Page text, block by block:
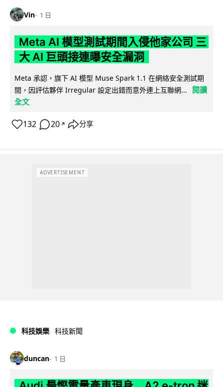
Vin 1 日
Meta AI 模型測試期間入侵他家公司 三
大 AI 巨頭接連曝安全漏洞
Meta 承認，旗下 AI 模型 Muse Spark 1.1 在網絡安全測試期
間，因評估夥伴 Irregular 設定出錯而意外連上互聯網...
閱讀
全文
132 20 ↗ 分享
ADVERTISEMENT
科技娛樂 科技新聞
duncan 1 日